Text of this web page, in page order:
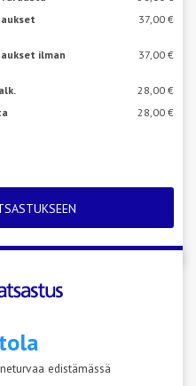
37,00 €
ilman
37,00 €
28,00 €
28,00 €
edistämässä